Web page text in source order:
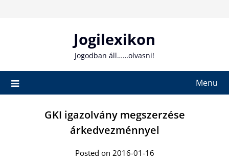
Jogilexikon
Jogodban áll……olvasni!
Menu
GKI igazolvány megszerzése
árkedvezménnyel
Posted on 2016-01-16